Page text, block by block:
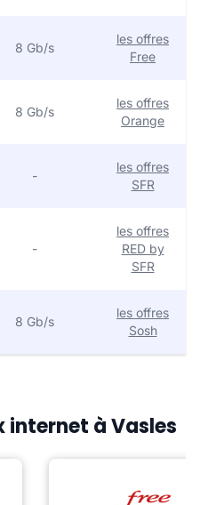
8 Gb/s
les offres
Free
8 Gb/s
les offres
Orange
-
les offres
SFR
-
les offres
RED by
SFR
8 Gb/s
les offres
Sosh
internet à Vasles